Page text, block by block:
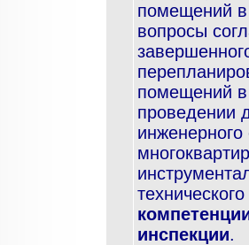
помещений в
вопросы
помещений в
проведении
инспекции.